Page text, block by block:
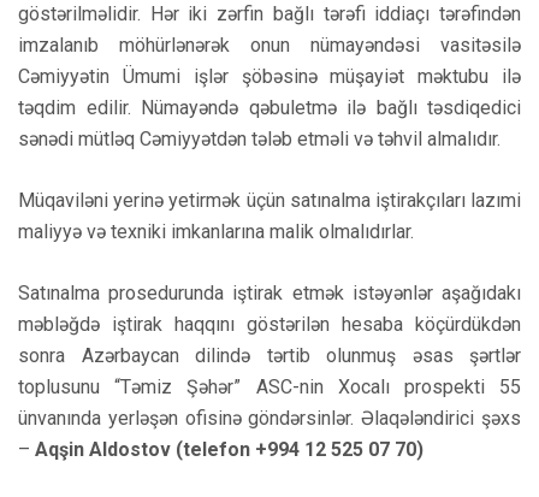
göstərilməlidir. Hər iki zərfin bağlı tərəfi iddiaçı tərəfindən
imzalanıb möhürlənərək onun nümayəndəsi vasitəsilə
Cəmiyyətin Ümumi işlər şöbəsinə müşayiət məktubu ilə
təqdim edilir. Nümayəndə qəbuletmə ilə bağlı təsdiqedici
sənədi mütləq Cəmiyyətdən tələb etməli və təhvil almalıdır.
Müqaviləni yerinə yetirmək üçün satınalma iştirakçıları lazımi
maliyyə və texniki imkanlarına malik olmalıdırlar.
Satınalma prosedurunda iştirak etmək istəyənlər aşağıdakı
məbləğdə iştirak haqqını göstərilən hesaba köçürdükdən
sonra Azərbaycan dilində tərtib olunmuş əsas şərtlər
toplusunu “Təmiz Şəhər” ASC-nin Xocalı prospekti 55
ünvanında yerləşən ofisinə göndərsinlər. Əlaqələndirici şəxs
– Aqşin Aldostov (telefon +994 12 525 07 70)